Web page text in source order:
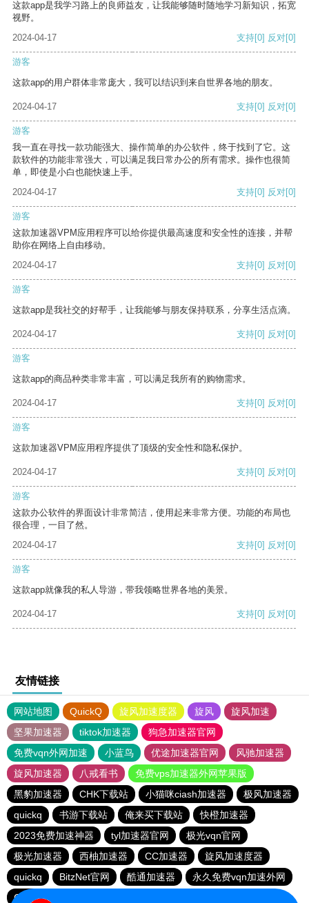
这款app是我学习路上的良师益友，让我能够随时随地学习新知识，拓宽
视野。
2024-04-17
支持[0] 反对[0]
游客
这款app的用户群体非常庞大，我可以结识到来自世界各地的朋友。
2024-04-17 支持[0] 反对[0]
游客
我一直在寻找一款功能强大、操作简单的办公软件，终于找到了它。这
款软件的功能非常强大，可以满足我日常办公的所有需求。操作也很简
单，即使是小白也能快速上手。
2024-04-17
支持[0] 反对[0]
游客
这款加速器VPM应用程序可以给你提供最高速度和安全性的连接，并帮
助你在网络上自由移动。
2024-04-17
支持[0] 反对[0]
游客
这款app是我社交的好帮手，让我能够与朋友保持联系，分享生活点滴。
2024-04-17 支持[0] 反对[0]
游客
这款app的商品种类非常丰富，可以满足我所有的购物需求。
2024-04-17 支持[0] 反对[0]
游客
这款加速器VPM应用程序提供了顶级的安全性和隐私保护。
2024-04-17 支持[0] 反对[0]
游客
这款办公软件的界面设计非常简洁，使用起来非常方便。功能的布局也
很合理，一目了然。
2024-04-17
支持[0] 反对[0]
游客
这款app就像我的私人导游，带我领略世界各地的美景。
2024-04-17 支持[0] 反对[0]
友情链接
网站地图 QuickQ 旋风加速度器 旋风
旋风加速
坚果加速器
tiktok加速器
狗急加速器官网
免费vqn外网加速
小蓝鸟 优途加速器官网
风驰加速器
旋风加速器
八戒看书
免费vps加速器外网苹果版
黑豹加速器
CHK下载站 小猫咪ciash加速器
极风加速器
quickq
书游下载站 俺来买下载站
快橙加速器
2023免费加速神器
tyl加速器官网
极光vqn官网
极光加速器
西柚加速器 CC加速器
旋风加速度器
quickq
BitzNet官网 酷通加速器
永久免费vqn加速外网
CHK下载站